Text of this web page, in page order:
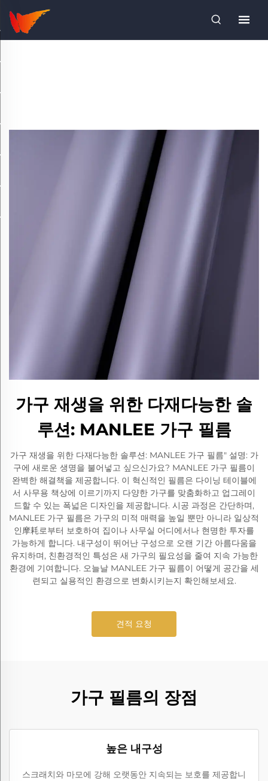
가구 재생을 위한 다재다능한 솔
루션: MANLEE 가구 필름
가구 재생을 위한 다재다능한 솔루션: MANLEE 가구 필름" 설명: 가
구에 새로운 생명을 불어넣고 싶으신가요? MANLEE 가구 필름이
완벽한 해결책을 제공합니다. 이 혁신적인 필름은 다이닝 테이블에
서 사무용 책상에 이르기까지 다양한 가구를 맞춤화하고 업그레이
드할 수 있는 폭넓은 디자인을 제공합니다. 시공 과정은 간단하며,
MANLEE 가구 필름은 가구의 미적 매력을 높일 뿐만 아니라 일상적
인摩耗로부터 보호하여 집이나 사무실 어디에서나 현명한 투자를
가능하게 합니다. 내구성이 뛰어난 구성으로 오랜 기간 아름다움을
유지하며, 친환경적인 특성은 새 가구의 필요성을 줄여 지속 가능한
환경에 기여합니다. 오늘날 MANLEE 가구 필름이 어떻게 공간을 세
련되고 실용적인 환경으로 변화시키는지 확인해보세요.
견적 요청
가구 필름의 장점
높은 내구성
스크래치와 마모에 강해 오랫동안 지속되는 보호를 제공합니